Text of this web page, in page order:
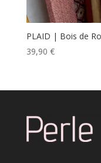
PLAID | Bois de
39,90 €